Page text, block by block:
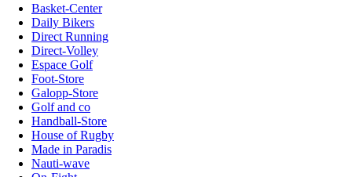
Basket-Center
Daily Bikers
Direct Running
Direct-Volley
Espace Golf
Foot-Store
Galopp-Store
Golf and co
Handball-Store
House of Rugby
Made in Paradis
Nauti-wave